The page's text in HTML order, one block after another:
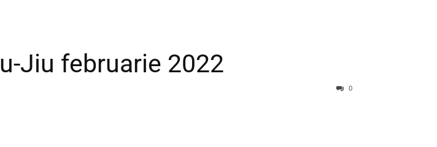
Jiu februarie 2022
0